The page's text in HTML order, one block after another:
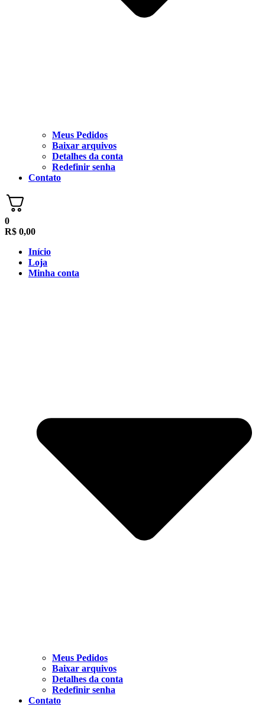
Meus Pedidos
Baixar arquivos
Detalhes da conta
Redefinir senha
Contato
0
R$ 0,00
Início
Loja
Minha conta
Meus Pedidos
Baixar arquivos
Detalhes da conta
Redefinir senha
Contato